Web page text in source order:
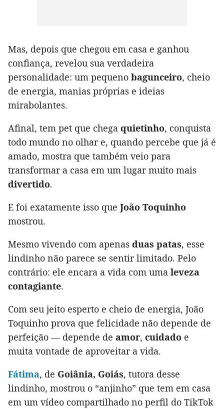
Mas, depois que chegou em casa e ganhou
confiança, revelou sua verdadeira
personalidade: um pequeno bagunceiro, cheio
de energia, manias próprias e ideias
mirabolantes.
Afinal, tem pet que chega quietinho, conquista
todo mundo no olhar e, quando percebe que já é
amado, mostra que também veio para
transformar a casa em um lugar muito mais
divertido.
E foi exatamente isso que João Toquinho
mostrou.
Mesmo vivendo com apenas duas patas, esse
lindinho não parece se sentir limitado. Pelo
contrário: ele encara a vida com uma leveza
contagiante.
Com seu jeito esperto e cheio de energia, João
Toquinho prova que felicidade não depende de
perfeição — depende de amor, cuidado e
muita vontade de aproveitar a vida.
Fátima, de Goiânia, Goiás, tutora desse
lindinho, mostrou o “anjinho” que tem em casa
em um vídeo compartilhado no perfil do TikTok